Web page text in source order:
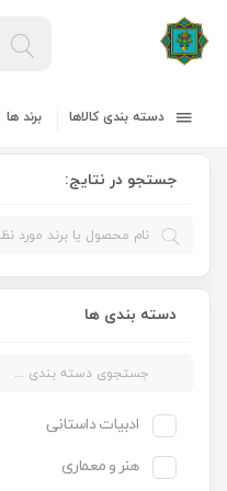
دسته بندی کالاها برند ها
جستجو در نتایج:
دسته بندی ها
ادبیات داستانی
هنر و معماری